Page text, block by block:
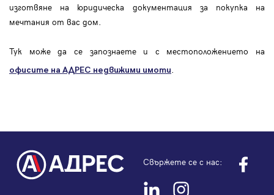
изготвяне на юридическа документация за покупка на
мечтания от вас дом.
Тук може да се запознаете и с местоположението на
офисите на АДРЕС недвижими имоти.
Свържете се с нас: